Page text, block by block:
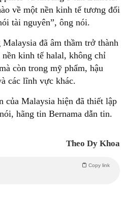
về một nền kinh tế tương đối
tài nguyên”, ông nói.
đã âm thầm trở thành
kinh tế halal, không chỉ
còn trong mỹ phẩm, hậu
các lĩnh vực khác.
của Malaysia hiện đã thiết lập
hãng tin Bernama dẫn tin.
Theo Dy Khoa
Copy link